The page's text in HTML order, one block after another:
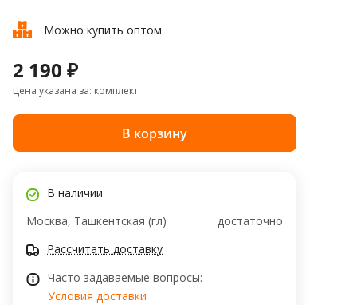
Можно купить оптом
2 190 ₽
Цена указана за: комплект
В корзину
В наличии
Москва, Ташкентская (гл)
достаточно
Рассчитать доставку
Часто задаваемые вопросы:
Условия доставки